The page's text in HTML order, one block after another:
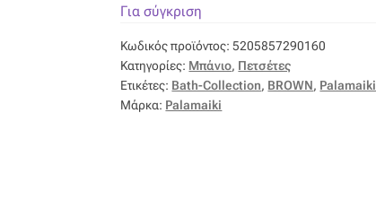
BROWN
Για σύγκριση
Κωδικός προϊόντος:5205857290160
Κατηγορίες: Μπάνιο, Πετσέτες
Ετικέτες: Bath-Collection, BROWN, Palamaiki
Μάρκα: Palamaiki